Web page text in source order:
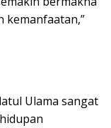
kemanfaatan,”
Ulama sangat